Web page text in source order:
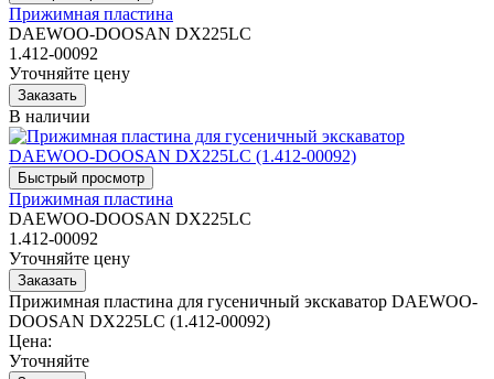
Прижимная пластина
DAEWOO-DOOSAN DX225LC
1.412-00092
Уточняйте цену
В наличии
Прижимная пластина
DAEWOO-DOOSAN DX225LC
1.412-00092
Уточняйте цену
Прижимная пластина для гусеничный экскаватор DAEWOO-
DOOSAN DX225LC (1.412-00092)
Цена:
Уточняйте